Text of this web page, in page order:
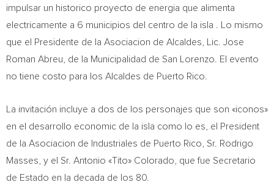
impulsar un historico proyecto de energia que alimenta
electricamente a 6 municipios del centro de la isla . Lo mismo
que el Presidente de la Asociacion de Alcaldes, Lic. Jose
Roman Abreu , de la Municipalidad de San Lorenzo. El evento
no tiene costo para los Alcaldes de Puerto Rico
La invitación incluye a dos de los personajes que son «iconos»
en el desarrollo economic de la isla como lo es, el President
de la Asociacion de Industriales de Puerto Rico , Sr. Rodrigo
Masses, y el Sr. Antonio «Tito» Colorado , que fue Secretario
de Estado en la decada de los 80.